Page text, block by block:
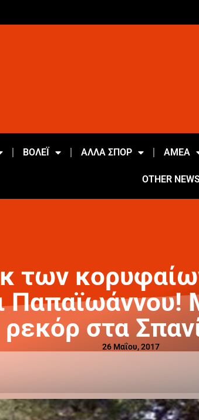
ΒΟΛΕΪ ΑΛΛΑ ΣΠΟΡ ΑΜΕΑ
OTHER
των
Παπαϊωάννου!
ρεκόρ στα
26 Μαΐου, 2017